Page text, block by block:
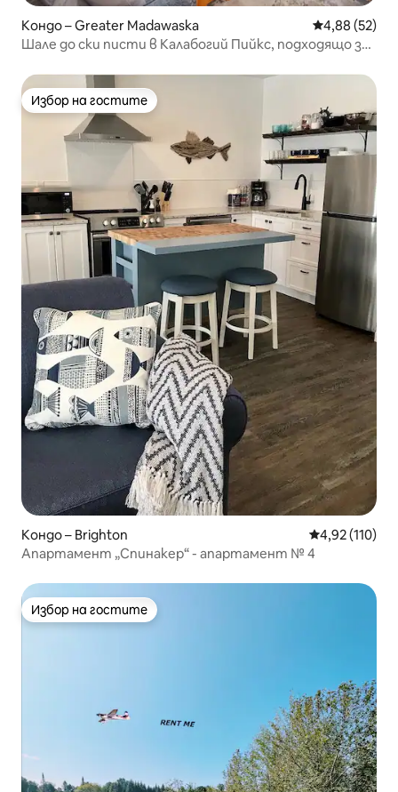
Кондо – Greater Madawaska Средна
4,88 (52)
Шале до ски писти в Калабогий Пийкс, подходящо за
Избор на гостите
Избор на гостите
Кондо – Brighton Средна
4,92 (110)
Апартамент „Спинакер“ - апартамент № 4
Избор на гостите
Избор на гостите